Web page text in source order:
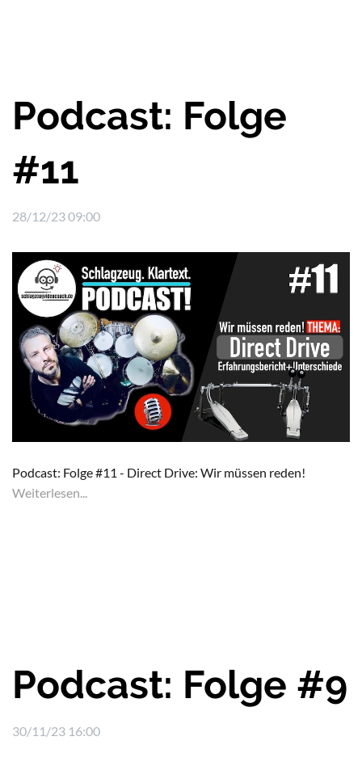
Podcast: Folge
#11
28/12/23 09:00
Podcast: Folge #11 - Direct Drive: Wir müssen reden!
Weiterlesen...
Podcast: Folge #9
30/11/23 16:00